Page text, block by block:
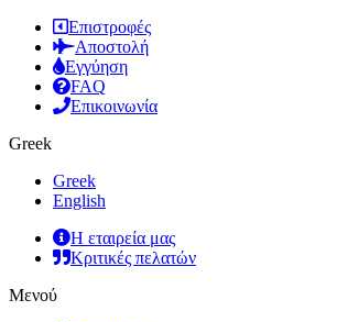
Επιστροφές
Αποστολή
Εγγύηση
FAQ
Επικοινωνία
Greek
Greek
English
Η εταιρεία μας
Κριτικές πελατών
Μενού